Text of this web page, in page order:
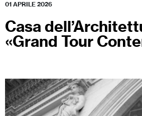
01 APRILE 2026
Casa
«Grand Tour